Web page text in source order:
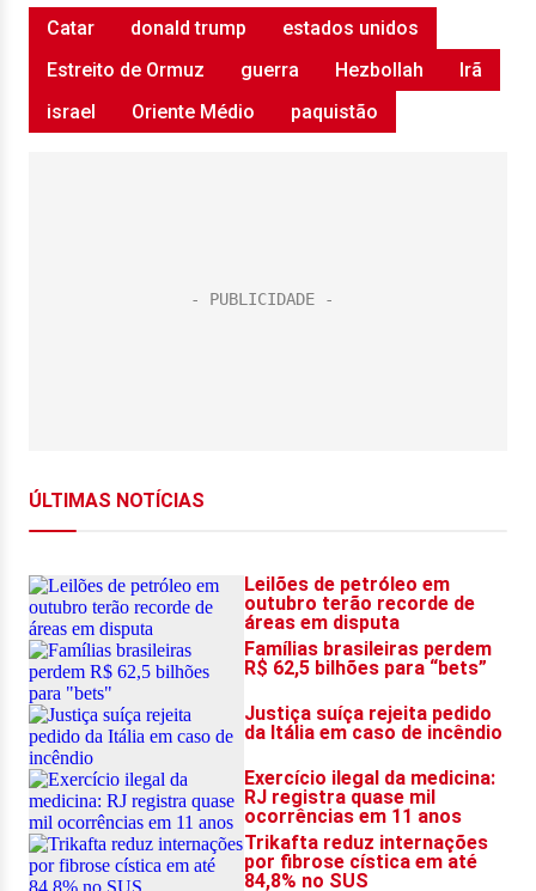
Catar donald trump
estados unidos
Estreito de Ormuz
guerra Hezbollah
Irã
israel
Oriente Médio paquistão